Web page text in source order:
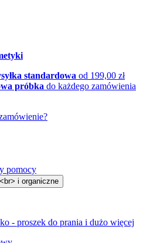
standardowa od 199,00 zł
próbka do każdego zamówienia
pomocy
- proszek do prania i dużo więcej